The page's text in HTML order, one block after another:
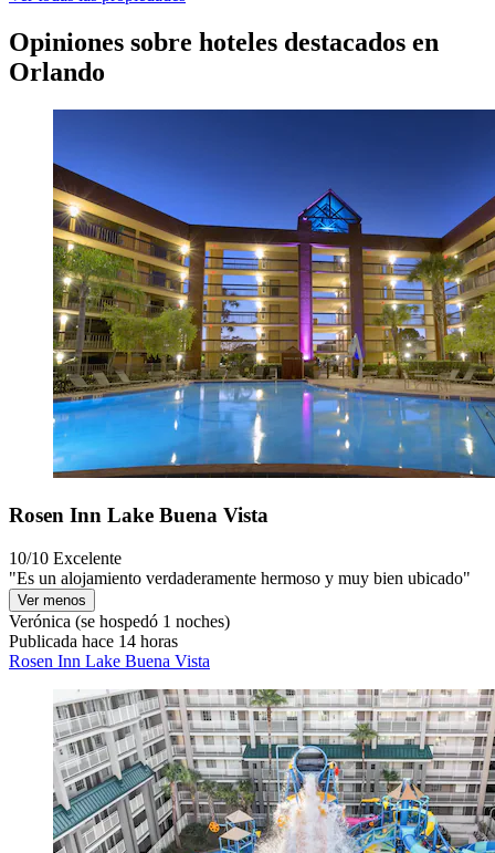
Opiniones sobre hoteles destacados en
Orlando
Rosen Inn Lake Buena Vista
10/10 Excelente
"Es un alojamiento verdaderamente hermoso y muy bien ubicado"
Ver menos
Verónica (se hospedó 1 noches)
Publicada hace 14 horas
Rosen Inn Lake Buena Vista